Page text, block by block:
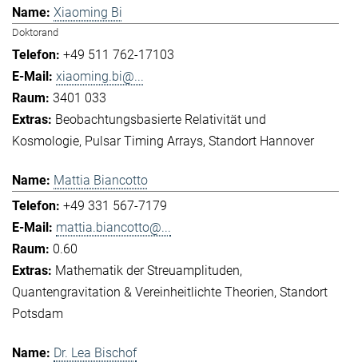
Xiaoming Bi
Doktorand
+49 511 762-17103
xiaoming.bi@...
3401 033
Beobachtungsbasierte Relativität und
Kosmologie Pulsar Timing Arrays Standort Hannover
Mattia Biancotto
+49 331 567-7179
mattia.biancotto@...
0.60
Mathematik der Streuamplituden
Quantengravitation & Vereinheitlichte Theorien Standort
Potsdam
Dr. Lea Bischof